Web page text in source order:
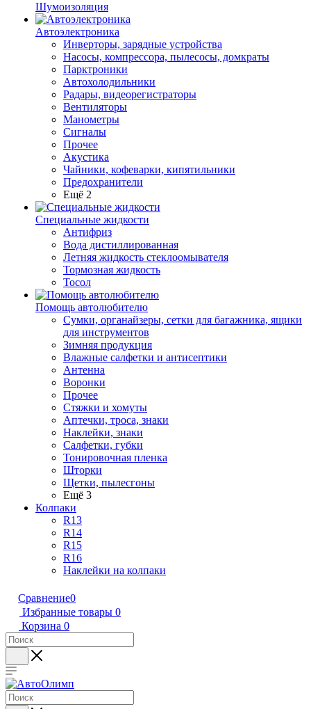
Шумоизоляция
Автоэлектроника
Инверторы, зарядные устройства
Насосы, компрессора, пылесосы, домкраты
Парктроники
Автохолодильники
Радары, видеорегистраторы
Вентиляторы
Манометры
Сигналы
Прочее
Акустика
Чайники, кофеварки, кипятильники
Предохранители
Ещё 2
Специальные жидкости
Антифриз
Вода дистиллированная
Летняя жидкость стеклоомывателя
Тормозная жидкость
Тосол
Помощь автолюбителю
Сумки, органайзеры, сетки для багажника, ящики
для инструментов
Зимняя продукция
Влажные салфетки и антисептики
Антенна
Воронки
Прочее
Стяжки и хомуты
Аптечки, троса, знаки
Наклейки, знаки
Салфетки, губки
Тонировочная пленка
Шторки
Щетки, пылесгоны
Ещё 3
Колпаки
R13
R14
R15
R16
Наклейки на колпаки
Сравнение0
Избранные товары 0
Корзина 0